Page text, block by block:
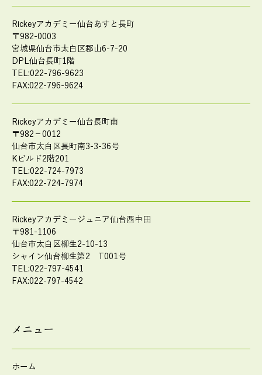
Rickeyアカデミー仙台あすと長町
〒982-0003
宮城県仙台市太白区郡山6-7-20
DPL仙台長町1階
TEL:022-796-9623
FAX:022-796-9624
Rickeyアカデミー仙台長町南
〒982－0012
仙台市太白区長町南3-3-36号
Kビルド2階201
TEL:022-724-7973
FAX:022-724-7974
Rickeyアカデミージュニア仙台西中田
〒981-1106
仙台市太白区柳生2-10-13
シャイン仙台柳生第2 T001号
TEL:022-797-4541
FAX:022-797-4542
メニュー
ホーム